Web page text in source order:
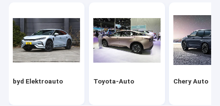
Seres Elektroauto
Lynk & Co Elektroauto
byd Elektroauto Toyota-Auto Chery Auto